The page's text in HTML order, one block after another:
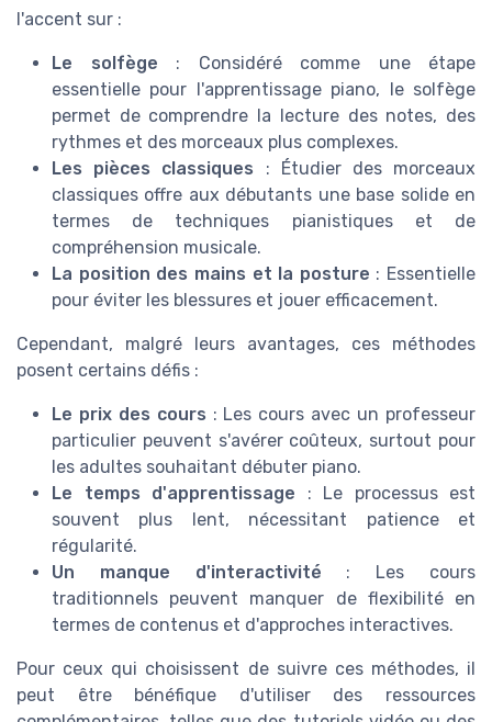
l'accent sur :
Le solfège : Considéré comme une étape
essentielle pour l'apprentissage piano, le solfège
permet de comprendre la lecture des notes, des
rythmes et des morceaux plus complexes.
Les pièces classiques : Étudier des morceaux
classiques offre aux débutants une base solide en
termes de techniques pianistiques et de
compréhension musicale.
La position des mains et la posture : Essentielle
pour éviter les blessures et jouer efficacement.
Cependant, malgré leurs avantages, ces méthodes
posent certains défis :
Le prix des cours : Les cours avec un professeur
particulier peuvent s'avérer coûteux, surtout pour
les adultes souhaitant débuter piano.
Le temps d'apprentissage : Le processus est
souvent plus lent, nécessitant patience et
régularité.
Un manque d'interactivité : Les cours
traditionnels peuvent manquer de flexibilité en
termes de contenus et d'approches interactives.
Pour ceux qui choisissent de suivre ces méthodes, il
peut être bénéfique d'utiliser des ressources